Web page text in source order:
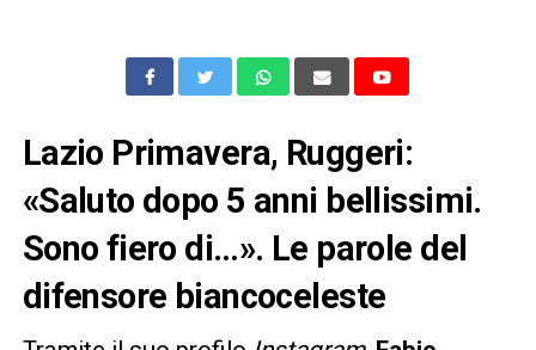
Lazio Primavera, Ruggeri:
«Saluto dopo 5 anni bellissimi.
Sono fiero di…». Le parole del
difensore biancoceleste